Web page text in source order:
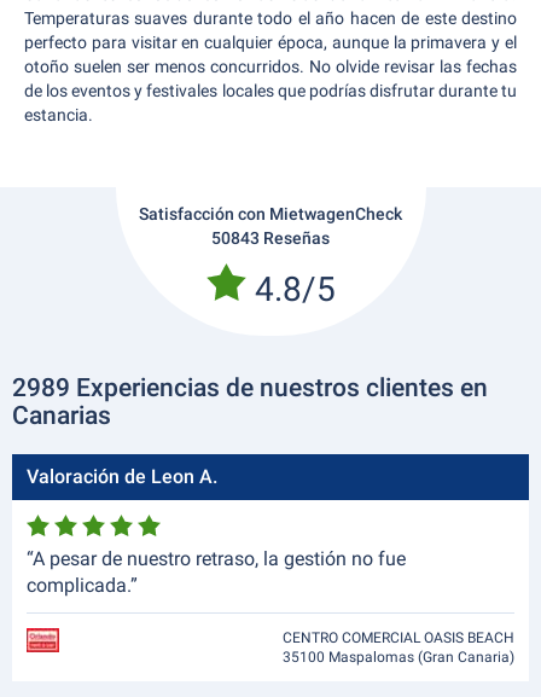
Temperaturas suaves durante todo el año hacen de este destino
perfecto para visitar en cualquier época, aunque la primavera y el
otoño suelen ser menos concurridos. No olvide revisar las fechas
de los eventos y festivales locales que podrías disfrutar durante tu
estancia.
Satisfacción con MietwagenCheck
50843 Reseñas
4.8/5
2989 Experiencias de nuestros clientes en
Canarias
Valoración de Leon A.
“A pesar de nuestro retraso, la gestión no fue
complicada.”
CENTRO COMERCIAL OASIS BEACH
35100 Maspalomas (Gran Canaria)